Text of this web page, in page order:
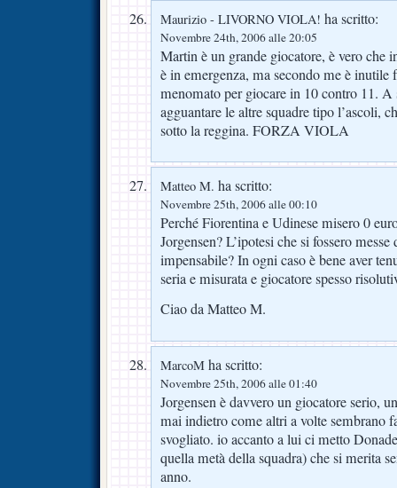
Maurizio - LIVORNO VIOLA! ha scritto:
Novembre 24th, 2006 alle 20:05
Martin è un grande giocatore, è vero che
è in emergenza, ma secondo me è inutile
menomato per giocare in 10 contro 11. A
agguantare le altre squadre tipo l’ascoli,
sotto la reggina. FORZA VIOLA
Matteo M. ha scritto:
Novembre 25th, 2006 alle 00:10
Perché Fiorentina e Udinese misero 0
Jorgensen? L’ipotesi che si fossero
impensabile? In ogni caso è bene aver
seria e misurata e giocatore spesso
Ciao da Matteo M.
MarcoM ha scritto:
Novembre 25th, 2006 alle 01:40
Jorgensen è davvero un giocatore serio,
mai indietro come altri a volte sembrano
svogliato. io accanto a lui ci metto
quella metà della squadra) che si merita
anno.